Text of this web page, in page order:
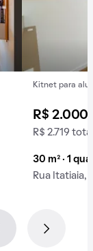
Kitnet para
R$ 2.000
R$ 2.719 total
30 m² · 1
Rua Itatiaia,